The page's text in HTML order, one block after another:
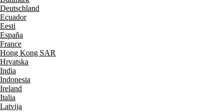
Deutschland
Ecuador
Eesti
España
France
Hong Kong SAR
Hrvatska
India
Indonesia
Ireland
Italia
Latvija